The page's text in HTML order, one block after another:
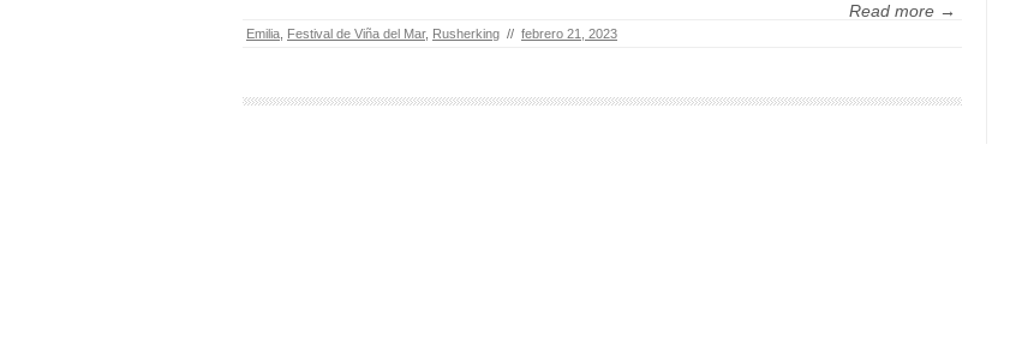
Read more →
Emilia Festival de Viña del Mar, Rusherking // febrero 21, 2023